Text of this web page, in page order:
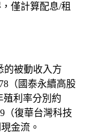
僅計算配息/租
的被動收入方
（國泰永續高股
殖利率分別約
（復華台灣科技
金流。